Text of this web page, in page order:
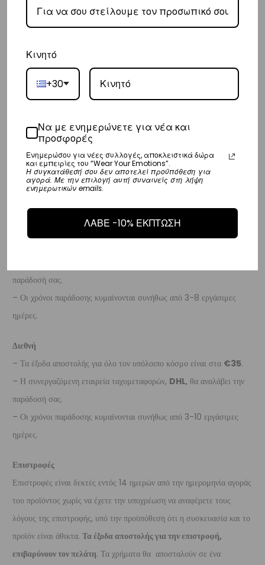
αναλάβει την παράδοσή σας.
– Οι χρόνοι παράδοσης συνήθως κυμαίνονται από 1-3 εργάσιμες
– Προσφέρουμε επίσης αντικαταβολή για παραγγελίες σε όλη την
Ελλάδα με extra χρέωση €2.
– Τα έξοδα αποστολής για Κύπρο είναι στα€16.
– Η συνεργαζόμενη εταιρεία ταχυμεταφορών,
την παράδοσή σας.
– Οι χρόνοι παράδοσης κυμαίνονται συνήθως από 2-7 εργάσιμες
παράδοσή σας.
– Οι χρόνοι παράδοσης κυμαίνονται συνήθως από 3-8 εργάσιμες
ημέρες.
Διεθνή
– Τα έξοδα αποστολής για όλο τον υπόλοιπο κόσμο είναι στα €35.
– Η συνεργαζόμενη εταιρεία ταχυμεταφορών, DHL, θα αναλάβει την
παράδοσή σας.
– Οι χρόνοι παράδοσης κυμαίνονται συνήθως από 3-10 εργάσιμες
ημέρες.
Επιστροφές
Επιστροφές είναι δεκτές εντός 14 ημερών από την ημερομηνία αγοράς
του προϊόντος χωρίς να έχετε την υποχρέωση να αναφέρετε τους
λόγους της επιστροφής, υπό την προϋπόθεση ότι η συσκευασία και το
προϊόν είναι άθικτα. Τα έξοδα αποστολής για την επιστροφή,
επιβαρύνουν τον πελάτη. Τα χρήματα θα αποσταλούν σε ένα
Κινητό
+30
Να με ενημερώνετε για νέα και
προσφορές
Ενημερώσου για νέες συλλογές, αποκλειστικά δώρα
και εμπειρίες του “Wear Your Emotions”.
Η συγκατάθεσή σου δεν αποτελεί προϋπόθεση για
αγορά. Με την επιλογή αυτή συναινείς στη λήψη
ενημερωτικών emails.
ΛΑΒΕ -10% ΕΚΠΤΩΣΗ